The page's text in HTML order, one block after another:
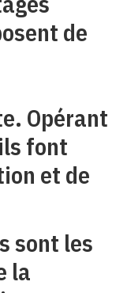
de
Opérant
font
et de
sont les
la